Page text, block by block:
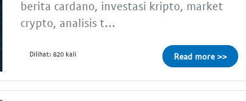
berita cardano, investasi kripto, market
crypto, analisis t...
Dilihat: 820 kali Read more >>